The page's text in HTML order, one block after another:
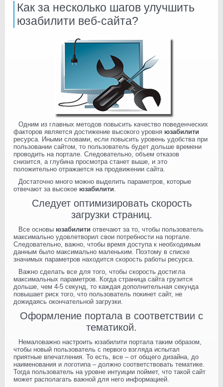
Как за несколько шагов улучшить
юзабилити веб-сайта?
Одним из главных методов повысить качество поведенческих
факторов является достижение высокого уровня юзабилити
ресурса. Иными словами, если повысить уровень удобства при
пользовании сайтом, то пользователь будет дольше времени
проводить на портале. Следовательно, объем отказов
снизится, а глубина просмотра станет выше, и это
положительно отражается на продвижении сайта.
Достаточно много можно выделить параметров, которые
отвечают за высокое юзабилити
Следует оптимизировать скорость
загрузки страниц.
Все основы юзабилити отвечают за то, чтобы пользователь
максимально удовлетворил свои потребности на портале.
Следовательно, важно, чтобы время доступа к необходимым
данным было максимально маленьким. Поэтому в списке
значимых параметров находится скорость работы ресурса.
Важно сделать все для того, чтобы скорость достигла
максимальных параметров. Когда страница сайта грузится
дольше, чем 4-5 секунд, то каждая дополнительная секунда
повышает риск того, что пользователь покинет сайт, не
дожидаясь окончательной загрузки.
Оформление портала в соответствии с
тематикой.
Немаловажно настроить юзабилити портала таким образом,
чтобы новый пользователь с первого взгляда испытал
приятные впечатления. То есть, все – от общего дизайна, до
наименования и логотипа – должно соответствовать тематике.
Тогда пользователь на уровне интуиции поймет, что такой сайт
может располагать важной для него информацией.